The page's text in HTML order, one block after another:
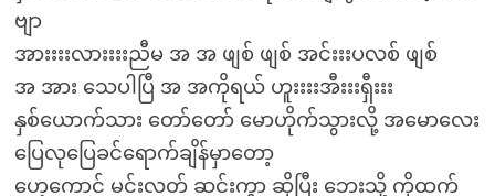
ဗျာ
အားးးးလားးးးညီမ အ အ ဖျစ် ဖျစ် အင်းးးပလစ် ဖျစ်
အ အား သေပါပြီ အ အကိုရယ် ဟူးးးးအီးးးရှီးးး
နှစ်ယောက်သား တော်တော် မောဟိုက်သွားလို့ အမောလေး
ပြေလုပြေခင်ရောက်ချိန်မှာတော့
ဟေ့ကောင် မင်းလတ် ဆင်းကွာ ဆိုပြီး ဘေးသို့ ကိုထက်